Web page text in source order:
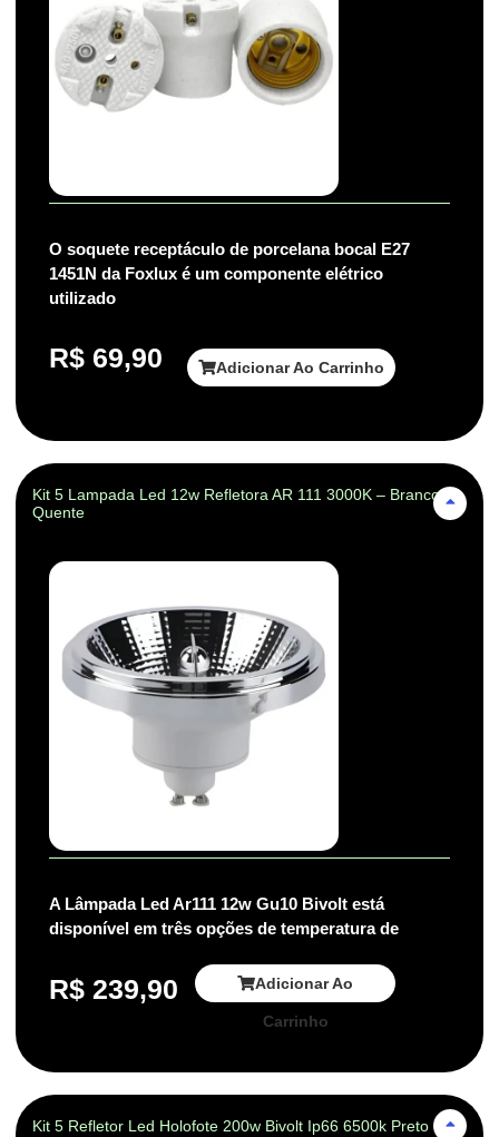
O soquete receptáculo de porcelana bocal E27
1451N da Foxlux é um componente elétrico
utilizado
R$ 69,90 Adicionar Ao Carrinho
Kit 5 Lampada Led 12w Refletora AR 111 3000K – Branco-
Quente
A Lâmpada Led Ar111 12w Gu10 Bivolt está
disponível em três opções de temperatura de
R$ 239,90 Adicionar Ao
Carrinho
Kit 5 Refletor Led Holofote 200w Bivolt Ip66 6500k Preto